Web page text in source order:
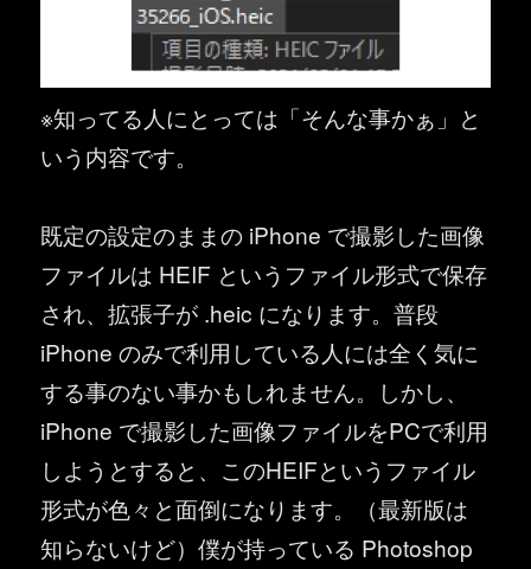
※知ってる人にとっては「そんな事かぁ」と
いう内容です。
既定の設定のままの iPhone で撮影した画像
ファイルは HEIF というファイル形式で保存
され、拡張子が .heic になります。普段
iPhone のみで利用している人には全く気に
する事のない事かもしれません。しかし、
iPhone で撮影した画像ファイルをPCで利用
しようとすると、このHEIFというファイル
形式が色々と面倒になります。（最新版は
知らないけど）僕が持っている Photoshop